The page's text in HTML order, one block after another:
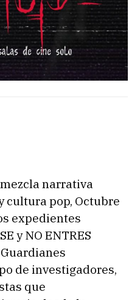
narrativa
cultura pop, Octubre
expedientes
y NO ENTRES
de investigadores,
que